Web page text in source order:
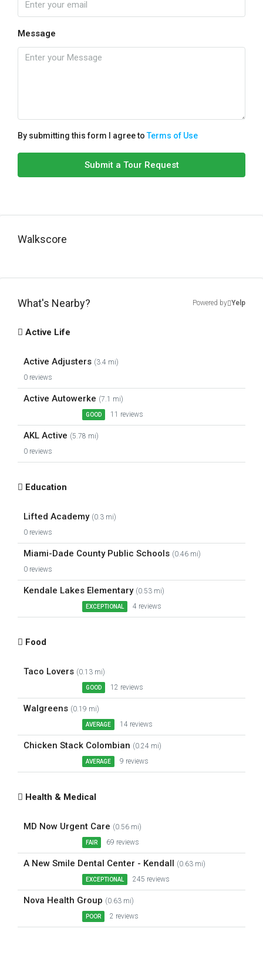
Message
By submitting this form I agree toTerms of Use
Submit a Tour Request
Walkscore
What's Nearby? Powered by Yelp
Active Life
Active Adjusters (3.4 mi)
0 reviews
Active Autowerke (7.1 mi)
GOOD 11 reviews
AKL Active (5.78 mi)
0 reviews
Education
Lifted Academy (0.3 mi)
0 reviews
Miami-Dade County Public Schools (0.46 mi)
0 reviews
Kendale Lakes Elementary (0.53 mi)
EXCEPTIONAL 4 reviews
Food
Taco Lovers (0.13 mi)
GOOD 12 reviews
Walgreens (0.19 mi)
AVERAGE 14 reviews
Chicken Stack Colombian (0.24 mi)
AVERAGE 9 reviews
Health & Medical
MD Now Urgent Care (0.56 mi)
FAIR 69 reviews
A New Smile Dental Center - Kendall (0.63 mi)
EXCEPTIONAL 245 reviews
Nova Health Group (0.63 mi)
POOR 2 reviews